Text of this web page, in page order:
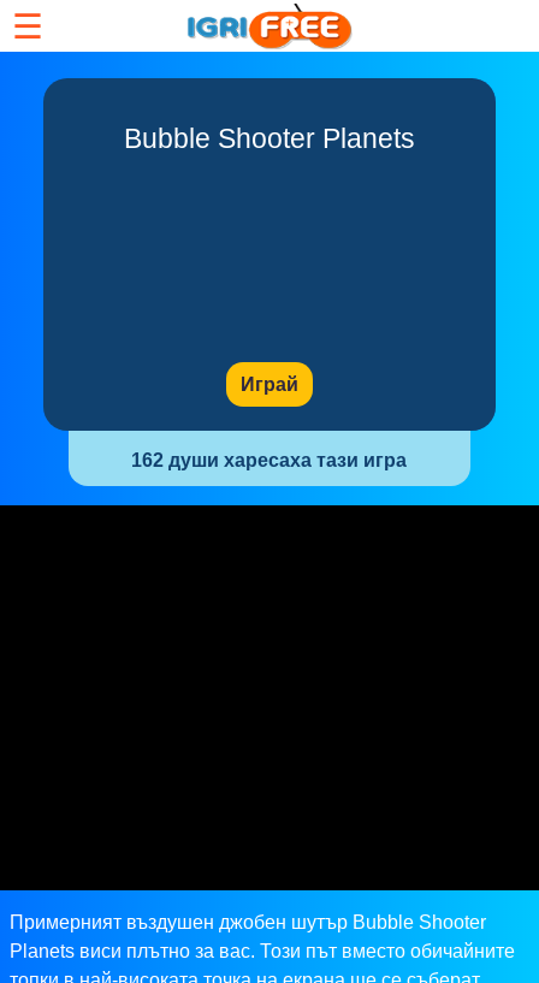
☰
Bubble Shooter Planets
Играй
162 души харесаха тази игра
Примерният въздушен джобен шутър Bubble Shooter
Planets виси плътно за вас. Този път вместо обичайните